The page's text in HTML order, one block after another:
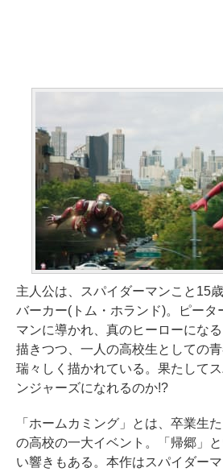
主人公は、スパイダーマンこと15
バーカー(トム・ホランド)。ピータ
マンに導かれ、真のヒーローにな
描きつつ、一人の高校生としての
瑞々しく描かれている。果たして
ンジャーズになれるのか!?
「ホームカミング」とは、卒業生
の高校の一大イベント。「帰郷」
い響きもある。本作はスパイダーマ